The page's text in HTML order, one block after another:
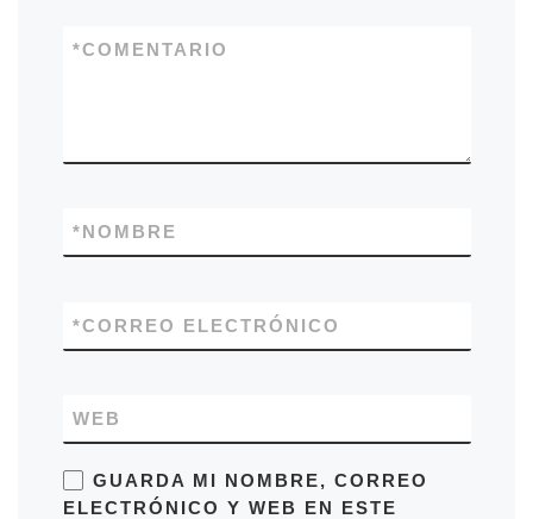
COMENTARIO
*
NOMBRE
*
CORREO ELECTRÓNICO
*
WEB
GUARDA MI NOMBRE, CORREO
ELECTRÓNICO Y WEB EN ESTE